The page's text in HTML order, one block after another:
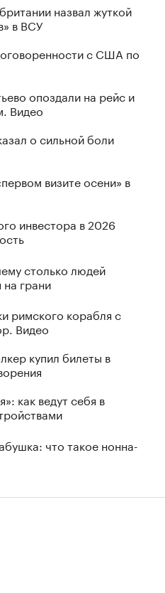
назвал жуткой
в ВСУ
с США по
опоздали на рейс и
Видео
о сильной боли
визите осени» в
инвестора в 2026
столько людей
на грани
римского корабля с
Видео
купил билеты в
как ведут себя в
что такое нонна-